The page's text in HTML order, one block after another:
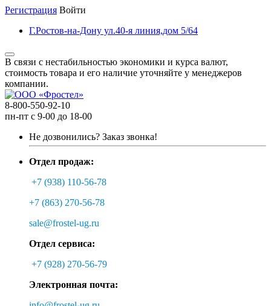
Регистрация Войти
Г.Ростов-на-Дону ул.40-я линия,дом 5/64
В связи с нестабильностью экономики и курса валют,
стоимость товара и его наличие уточняйте у менеджеров
компании.
8-800-550-92-10
пн-пт с 9-00 до 18-00
Не дозвонились? Заказ звонка!
Отдел продаж:
+7 (938) 110-56-78
+7 (863) 270-56-78
sale@frostel-ug.ru
Отдел сервиса:
+7 (928) 270-56-79
Электронная почта: